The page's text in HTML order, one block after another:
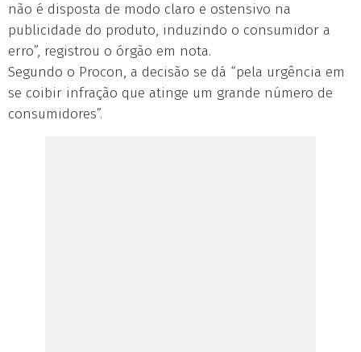
não é disposta de modo claro e ostensivo na
publicidade do produto, induzindo o consumidor a
erro”, registrou o órgão em nota.
Segundo o Procon, a decisão se dá “pela urgência em
se coibir infração que atinge um grande número de
consumidores”.